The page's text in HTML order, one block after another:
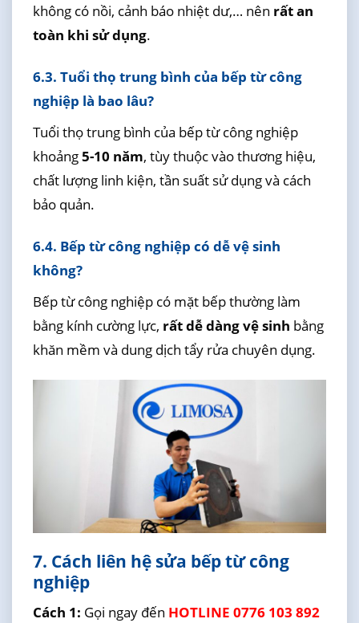
không có nồi, cảnh báo nhiệt dư,… nên rất an
toàn khi sử dụng.
6.3. Tuổi thọ trung bình của bếp từ công
nghiệp là bao lâu?
Tuổi thọ trung bình của bếp từ công nghiệp
khoảng5-10 năm, tùy thuộc vào thương hiệu,
chất lượng linh kiện, tần suất sử dụng và cách
bảo quản.
6.4. Bếp từ công nghiệp có dễ vệ sinh
không?
Bếp từ công nghiệp có mặt bếp thường làm
bằng kính cường lực, rất dễ dàng vệ sinh bằng
khăn mềm và dung dịch tẩy rửa chuyên dụng.
7. Cách liên hệ sửa bếp từ công
nghiệp
Cách 1: Gọi ngay đến HOTLINE 0776 103 892